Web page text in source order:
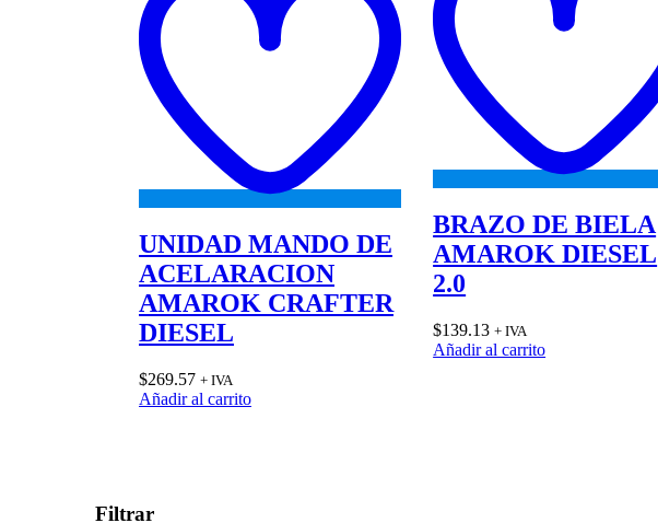
UNIDAD MANDO DE
ACELARACION
AMAROK CRAFTER
DIESEL
$269.57 + IVA
Añadir al carrito
BRAZO DE BIELA
AMAROK DIESEL
2.0
$139.13 + IVA
Añadir al carrito
Filtrar